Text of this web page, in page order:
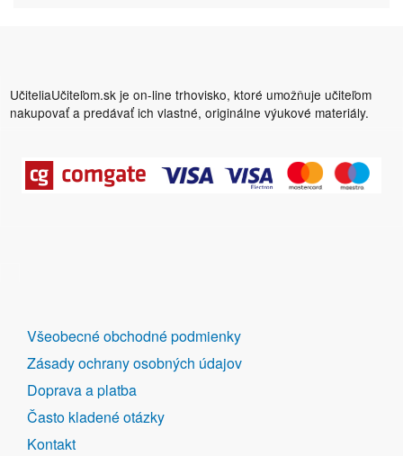
UčiteliaUčiteľom.sk je on-line trhovisko, ktoré umožňuje učiteľom
nakupovať a predávať ich vlastné, originálne výukové materiály.
DALŠÍ
ODKAZY
Všeobecné obchodné podmienky
Zásady ochrany osobných údajov
Doprava a platba
Často kladené otázky
Kontakt